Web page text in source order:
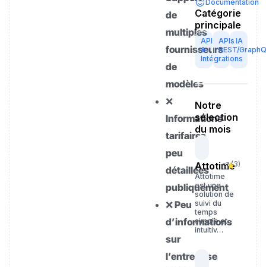
de
multiples
fournisseurs
de
modèles
❌
Informations
tarifaires
peu
détaillées
publiquement
❌ Peu
d’informations
sur
l’entreprise
Documentation
Catégorie
principale
API
&
Intégrations
APIs
REST/
IA
Notre
sélection
du mois
Attotime
(3)
Attotime
est une
solution de
suivi du
temps
simple et
intuitiv…